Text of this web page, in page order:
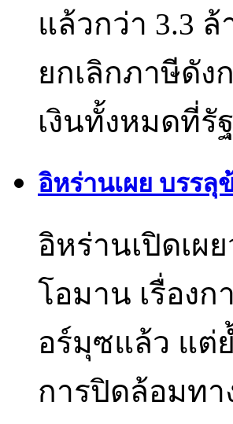
แล้วกว่า 3.3
ยกเลิกภาษีดัง
เงินทั้งหมดที่รั
อิหร่านเผย บรรลุ
อิหร่านเปิดเผ
โอมาน เรื่อง
อร์มุซแล้ว แต่
การปิดล้อมทา